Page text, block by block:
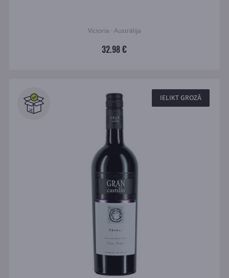
Victoria · Austrālija
32.98 €
IELIKT GROZĀ